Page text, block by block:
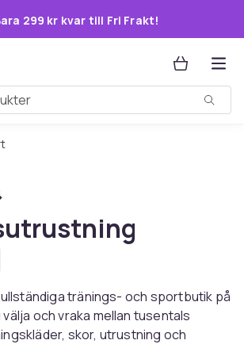
299 kr kvar till Fri Frakt!
tränings- och sportbutik på
och vraka mellan tusentals
skor, utrustning och